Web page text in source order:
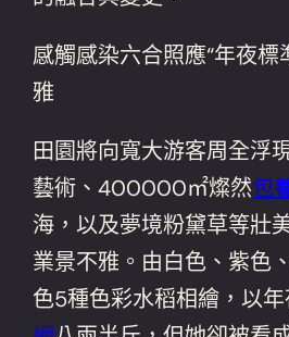
感觸感染六合照應“年夜標
雅
田園將向寬大游客周全浮
藝術、400000㎡燦然包
海，以及夢境粉黛草等壯
業景不雅。由白色、紫色
色5種色彩水稻相繪，以